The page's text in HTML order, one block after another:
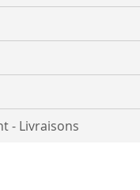
- Livraisons